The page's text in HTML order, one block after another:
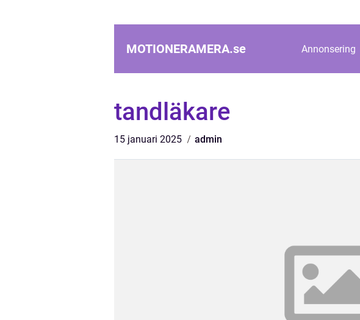
MOTIONERAMERA.se Annonsering
tandläkare
15 januari 2025 admin